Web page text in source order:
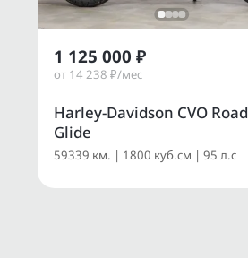
Harley-Davidson CVO Road
Glide
59339 км. | 1800 куб.см | 95 л.с
1 125 000 ₽
от 14 238 ₽/мес